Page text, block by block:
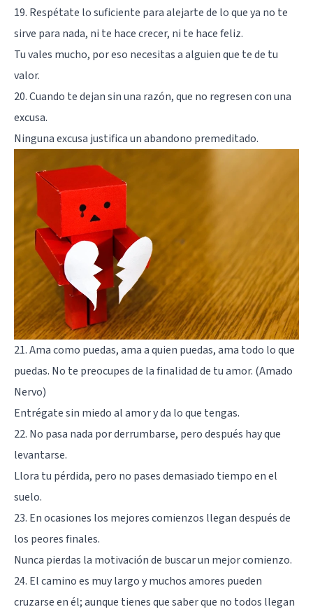
19. Respétate lo suficiente para alejarte de lo que ya no te
sirve para nada, ni te hace crecer, ni te hace feliz.
Tu vales mucho, por eso necesitas a alguien que te de tu
valor.
20. Cuando te dejan sin una razón, que no regresen con una
excusa.
Ninguna excusa justifica un abandono premeditado.
21. Ama como puedas, ama a quien puedas, ama todo lo que
puedas. No te preocupes de la finalidad de tu amor. (Amado
Nervo)
Entrégate sin miedo al amor y da lo que tengas.
22. No pasa nada por derrumbarse, pero después hay que
levantarse.
Llora tu pérdida, pero no pases demasiado tiempo en el
suelo.
23. En ocasiones los mejores comienzos llegan después de
los peores finales.
Nunca pierdas la motivación de buscar un mejor comienzo.
24. El camino es muy largo y muchos amores pueden
cruzarse en él; aunque tienes que saber que no todos llegan